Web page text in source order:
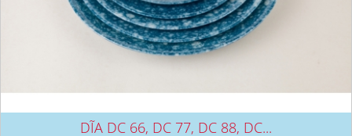
DĨA DC 66, DC 77, DC 88, DC...